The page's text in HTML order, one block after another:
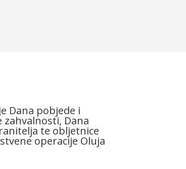
Dana pobjede i
zahvalnosti, Dana
te obljetnice
operacije Oluja